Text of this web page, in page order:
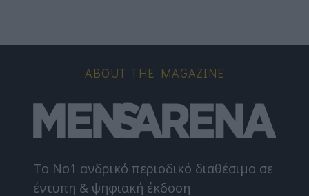
ABOUT THE MAGAZINE
Το Nο1 ανδρικό περιοδικό διαθέσιμο σε
έντυπη & ψηφιακή έκδοση